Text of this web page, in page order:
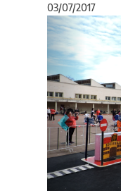
03/07/2017
Anterior